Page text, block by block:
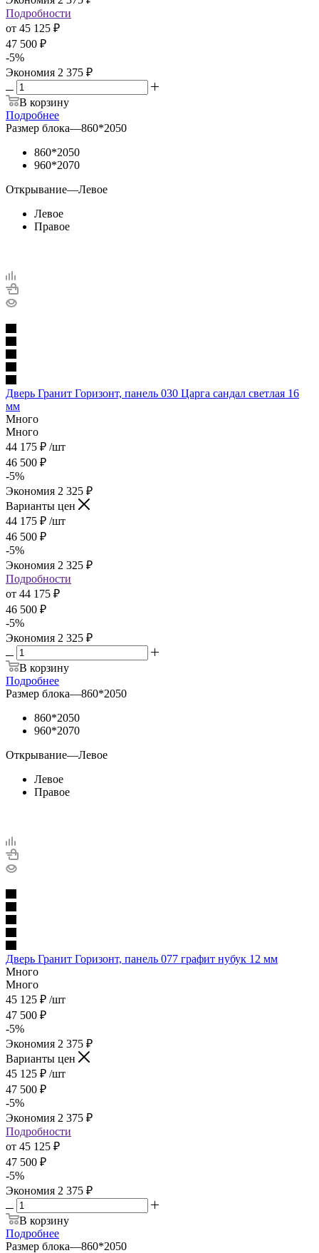
Подробности
от 45 125 ₽
47 500 ₽
-5%
Экономия 2 375 ₽
В корзину
Подробнее
Размер блока—860*2050
860*2050
960*2070
Открывание—Левое
Левое
Правое
Дверь Гранит Горизонт, панель 030 Царга сандал светлая 16
мм
Много
Много
44 175 ₽ /шт
46 500 ₽
-5%
Экономия 2 325 ₽
Варианты цен
44 175 ₽ /шт
46 500 ₽
-5%
Экономия 2 325 ₽
Подробности
от 44 175 ₽
46 500 ₽
-5%
Экономия 2 325 ₽
В корзину
Подробнее
Размер блока—860*2050
860*2050
960*2070
Открывание—Левое
Левое
Правое
Дверь Гранит Горизонт, панель 077 графит нубук 12 мм
Много
Много
45 125 ₽ /шт
47 500 ₽
-5%
Экономия 2 375 ₽
Варианты цен
45 125 ₽ /шт
47 500 ₽
-5%
Экономия 2 375 ₽
Подробности
от 45 125 ₽
47 500 ₽
-5%
Экономия 2 375 ₽
В корзину
Подробнее
Размер блока—860*2050